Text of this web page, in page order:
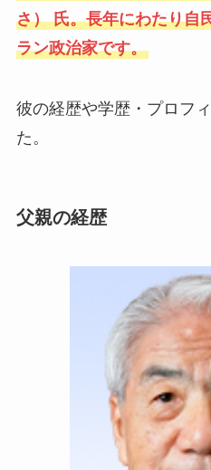
さ） 氏。長年にわたり自
ラン政治家です。
彼の経歴や学歴・プロフ
た。
父親の経歴